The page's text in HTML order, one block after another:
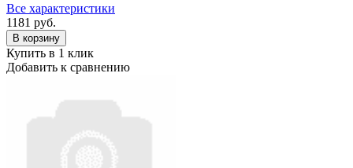
Все характеристики
1181 руб.
В корзину
Купить в 1 клик
Добавить к сравнению